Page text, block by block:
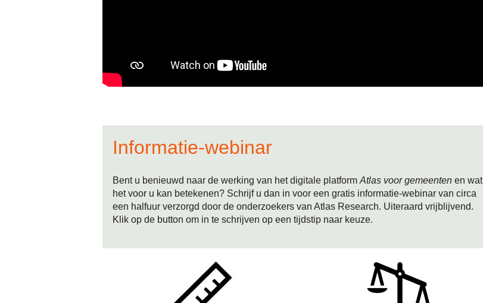
Informatie-webinar
Bent u benieuwd naar de werking van het digitale platform Atlas voor gemeenten en wat
het voor u kan betekenen? Schrijf u dan in voor een gratis informatie-webinar van circa
een halfuur verzorgd door de onderzoekers van Atlas Research. Uiteraard vrijblijvend.
Klik op de button om in te schrijven op een tijdstip naar keuze.